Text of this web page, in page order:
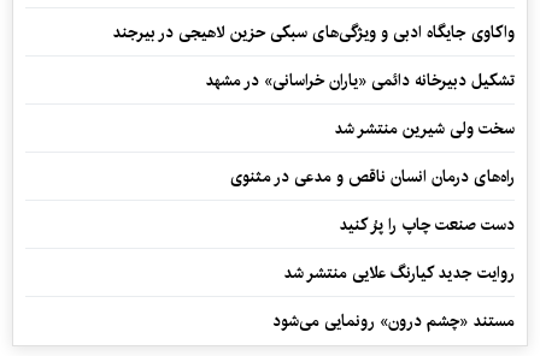
واکاوی جایگاه ادبی و ویژگی‌های سبکی حزین لاهیجی در بیرجند
تشکیل دبیرخانه دائمی «یاران خراسانی» در مشهد
سخت ولی شیرین منتشر شد
راه‌های درمان انسان ناقص و مدعی در مثنوی
دست صنعت چاپ را پرُ کنید
روایت جدید کیارنگ علایی منتشر شد
مستند «چشم درون» رونمایی می‌شود